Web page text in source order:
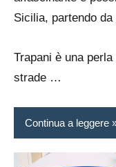
Sicilia, partendo
Trapani è una
strade …
Continua a leggere